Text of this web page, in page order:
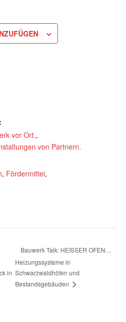
vor Ort.,
von Partnern.
, Fördermittel,
in
Bauwerk Talk: HEISSER OFEN…
Heizungssysteme in
Schwarzwaldhöfen und
Bestandsgebäuden